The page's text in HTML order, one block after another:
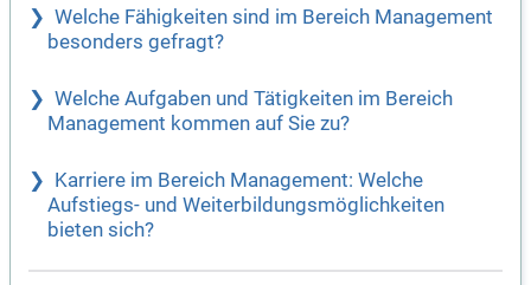
Welche Fähigkeiten sind im Bereich Management
besonders gefragt?
Welche Aufgaben und Tätigkeiten im Bereich
Management kommen auf Sie zu?
Karriere im Bereich Management: Welche
Aufstiegs- und Weiterbildungsmöglichkeiten
bieten sich?